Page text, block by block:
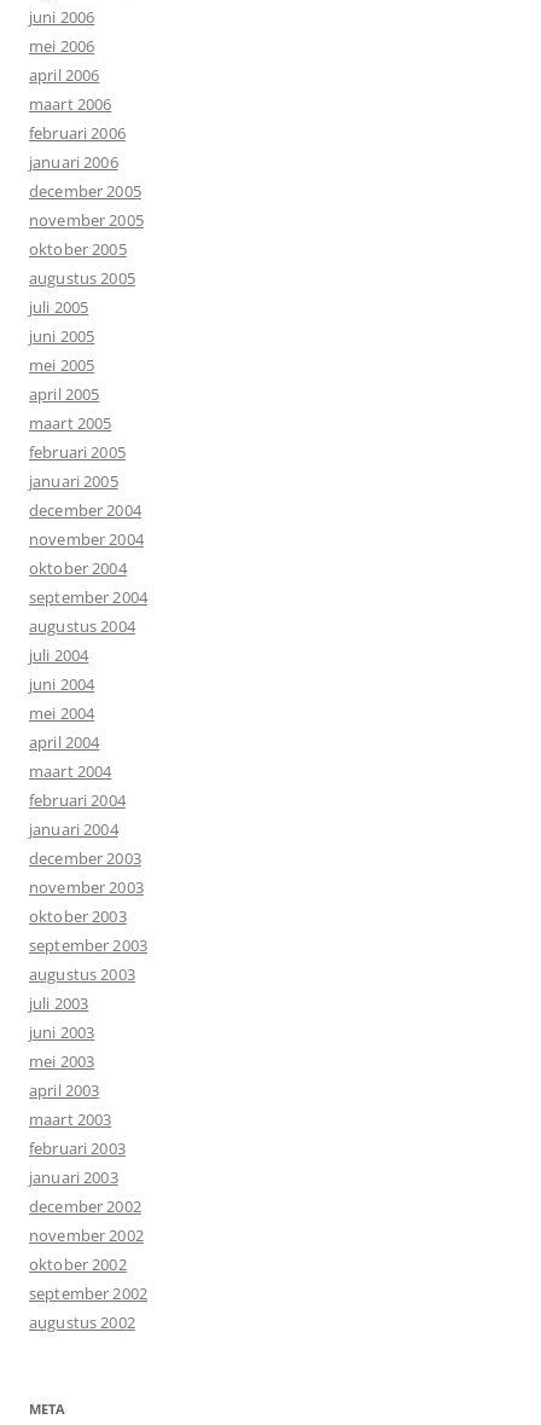
juni 2006
mei 2006
april 2006
maart 2006
februari 2006
januari 2006
december 2005
november 2005
oktober 2005
augustus 2005
juli 2005
juni 2005
mei 2005
april 2005
maart 2005
februari 2005
januari 2005
december 2004
november 2004
oktober 2004
september 2004
augustus 2004
juli 2004
juni 2004
mei 2004
april 2004
maart 2004
februari 2004
januari 2004
december 2003
november 2003
oktober 2003
september 2003
augustus 2003
juli 2003
juni 2003
mei 2003
april 2003
maart 2003
februari 2003
januari 2003
december 2002
november 2002
oktober 2002
september 2002
augustus 2002
META